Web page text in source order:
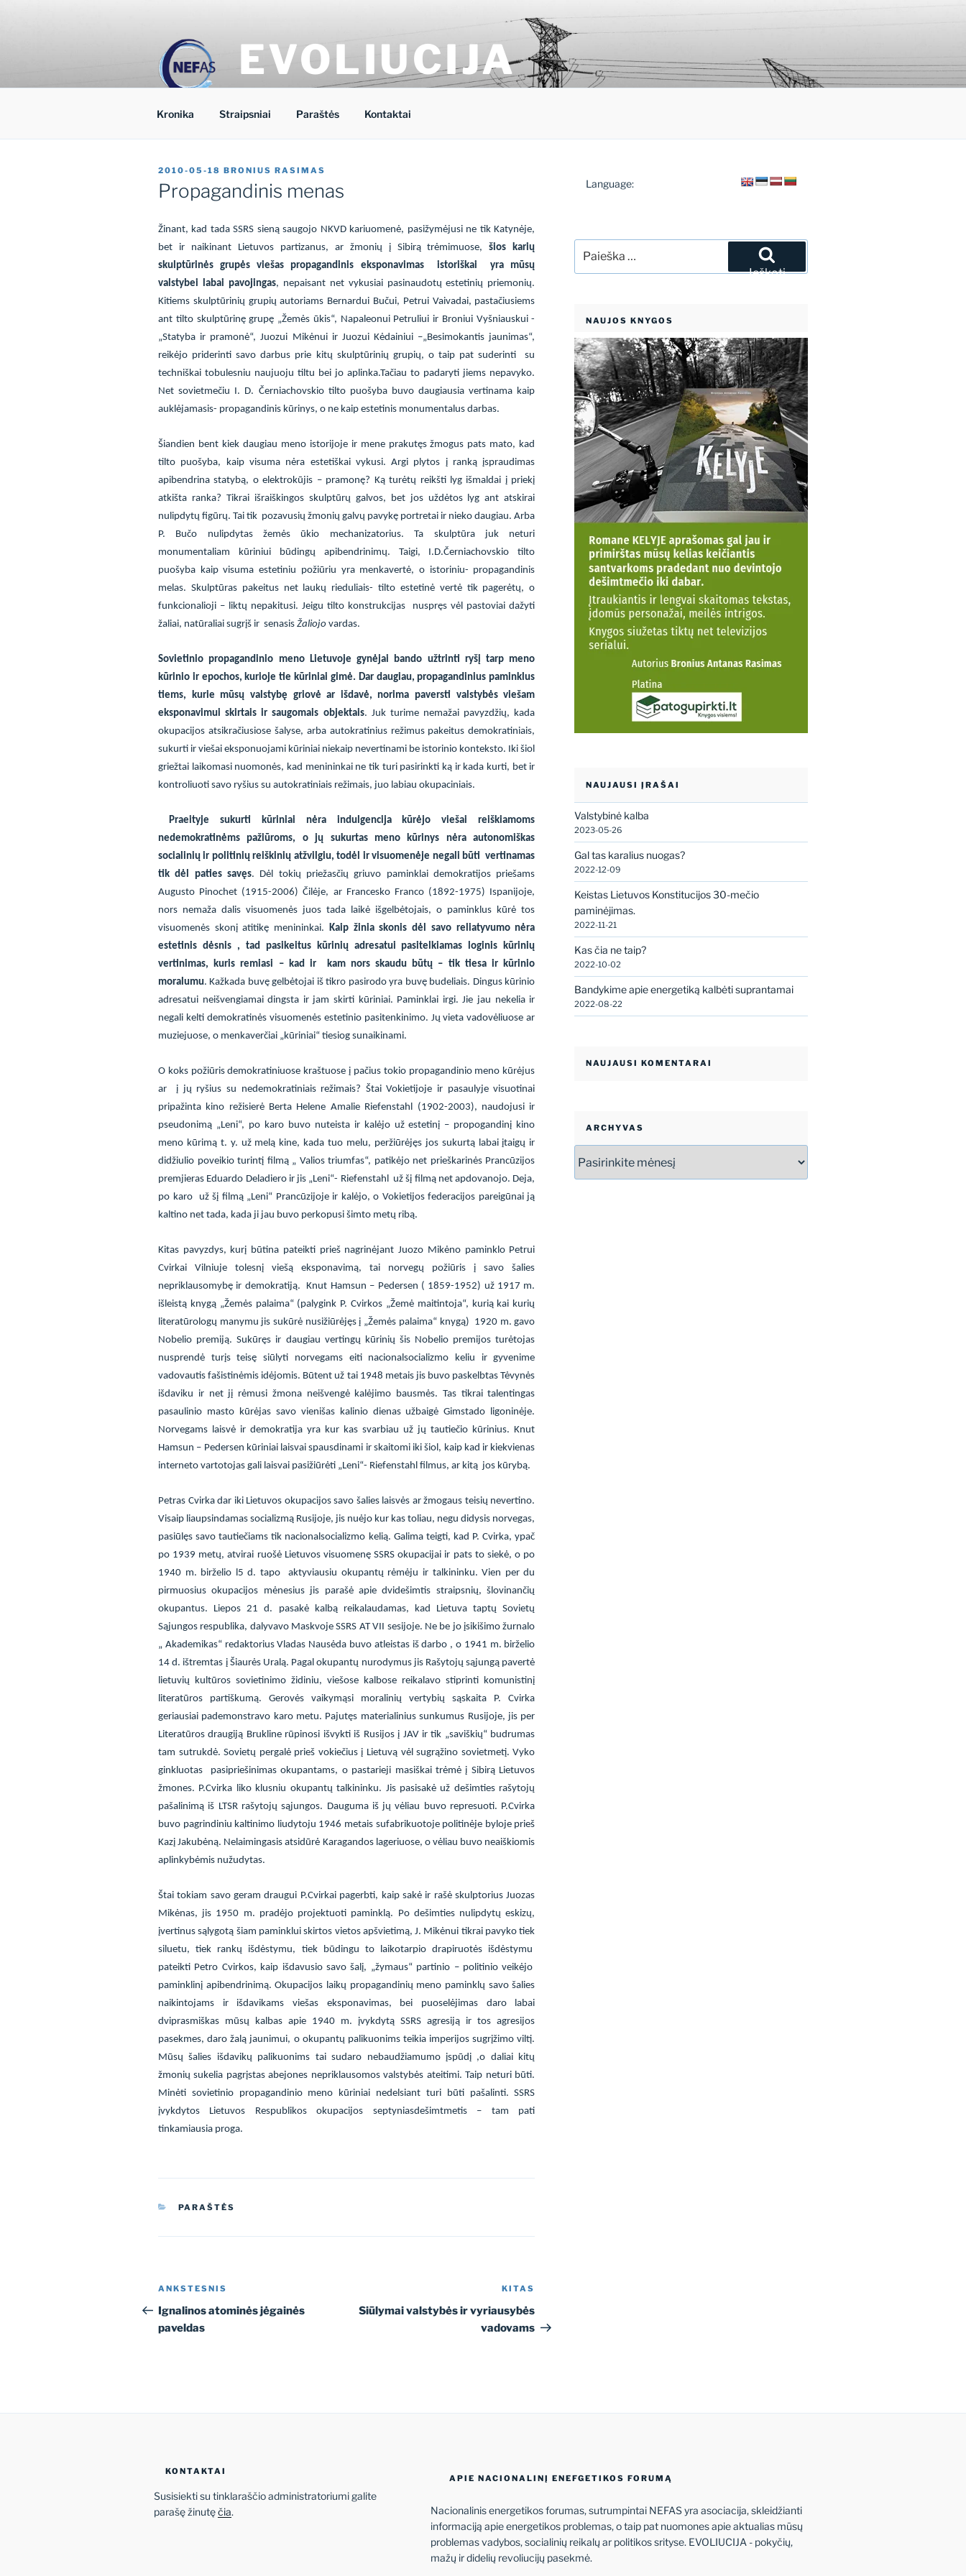
EVOLIUCIJA
Kronika Straipsniai Paraštės Kontaktai
PASKELBTA
2010-05-18 BRONIUS RASIMAS
Propagandinis menas
Žinant, kad tada SSRS sieną saugojo NKVD kariuomenė, pasižymėjusi ne tik Katynėje,
bet ir naikinant Lietuvos partizanus, ar žmonių į Sibirą trėmimuose,šios karių
skulptūrinės grupės viešas propagandinis eksponavimas
istoriškai
yra mūsų
valstybei labai pavojingas, nepaisant net vykusiai pasinaudotų estetinių priemonių.
Kitiems skulptūrinių grupių autoriams Bernardui Bučui, Petrui Vaivadai, pastačiusiems
ant tilto skulptūrinę grupę „Žemės ūkis“, Napaleonui Petruliui ir Broniui Vyšniauskui -
„Statyba ir pramonė“, Juozui Mikėnui ir Juozui Kėdainiui –„Besimokantis jaunimas“,
reikėjo priderinti savo darbus prie kitų skulptūrinių grupių, o taip pat suderinti
su
techniškai tobulesniu naujuoju tiltu bei jo aplinka.Tačiau to padaryti jiems nepavyko.
Net sovietmečiu I. D. Černiachovskio tilto puošyba buvo daugiausia vertinama kaip
auklėjamasis- propagandinis kūrinys, o ne kaip estetinis monumentalus darbas.
Šiandien bent kiek daugiau meno istorijoje ir mene prakutęs žmogus pats mato, kad
tilto puošyba, kaip visuma nėra estetiškai vykusi. Argi plytos į ranką įspraudimas
apibendrina statybą, o elektrokūjis – pramonę? Ką turėtų reikšti lyg išmaldai į priekį
atkišta ranka? Tikrai išraiškingos skulptūrų galvos, bet jos uždėtos lyg ant atskirai
nulipdytų figūrų. Tai tik pozavusių žmonių galvų pavykę portretai ir nieko daugiau. Arba
P. Bučo nulipdytas žemės ūkio mechanizatorius. Ta skulptūra juk neturi
monumentaliam kūriniui būdingų apibendrinimų. Taigi, I.D.Černiachovskio tilto
puošyba kaip visuma estetiniu požiūriu yra menkavertė, o istoriniu- propagandinis
melas. Skulptūras pakeitus net laukų rieduliais- tilto estetinė vertė tik pagerėtų, o
funkcionalioji – liktų nepakitusi. Jeigu tilto konstrukcijas
nuspręs vėl pastoviai dažyti
žaliai, natūraliai sugrįš ir senasis Žaliojo vardas.
Sovietinio propagandinio meno Lietuvoje gynėjai bando užtrinti ryšį tarp meno
kūrinio ir epochos, kurioje tie kūriniai gimė. Dar daugiau, propagandinius paminklus
tiems, kurie mūsų valstybę griovė ar išdavė, norima paversti valstybės viešam
eksponavimui skirtais ir saugomais objektais. Juk turime nemažai pavyzdžių, kada
okupacijos atsikračiusiose šalyse, arba autokratinius režimus pakeitus demokratiniais,
sukurti ir viešai eksponuojami kūriniai niekaip nevertinami be istorinio konteksto. Iki šiol
griežtai laikomasi nuomonės, kad menininkai ne tik turi pasirinkti ką ir kada kurti, bet ir
kontroliuoti savo ryšius su autokratiniais režimais, juo labiau okupaciniais.
Praeityje sukurti kūriniai nėra indulgencija kūrėjo viešai reiškiamoms
nedemokratinėms pažiūroms, o jų sukurtas meno kūrinys nėra autonomiškas
socialinių ir politinių reiškinių atžvilgiu, todėl ir visuomenėje negali būti vertinamas
tik dėl paties savęs. Dėl tokių priežasčių griuvo paminklai demokratijos priešams
Augusto Pinochet (1915-2006) Čilėje, ar Francesko Franco (1892-1975) Ispanijoje,
nors nemaža dalis visuomenės juos tada laikė išgelbėtojais, o paminklus kūrė tos
visuomenės skonį atitikę menininkai. Kaip žinia skonis dėl savo reliatyvumo nėra
estetinis dėsnis , tad pasikeitus kūrinių adresatui pasitelkiamas loginis kūrinių
vertinimas, kuris remiasi – kad ir
kam nors skaudu būtų – tik tiesa ir kūrinio
moralumu. Kažkada buvę gelbėtojai iš tikro pasirodo yra buvę budeliais. Dingus kūrinio
adresatui neišvengiamai dingsta ir jam skirti kūriniai. Paminklai irgi. Jie jau nekelia ir
negali kelti demokratinės visuomenės estetinio pasitenkinimo. Jų vieta vadovėliuose ar
muziejuose, o menkaverčiai „kūriniai“ tiesiog sunaikinami.
O koks požiūris demokratiniuose kraštuose į pačius tokio propagandinio meno kūrėjus
ar
į jų ryšius su nedemokratiniais režimais? Štai Vokietijoje ir pasaulyje visuotinai
pripažinta kino režisierė Berta Helene Amalie Riefenstahl (1902-2003), naudojusi ir
pseudonimą „Leni“, po karo buvo nuteista ir kalėjo už estetinį – propogandinį kino
meno kūrimą t. y. už melą kine, kada tuo melu, peržiūrėjęs jos sukurtą labai įtaigų ir
didžiulio poveikio turintį filmą „ Valios triumfas“, patikėjo net prieškarinės Prancūzijos
premjieras Eduardo Deladiero ir jis „Leni“- Riefenstahl už šį filmą net apdovanojo. Deja,
po karo
už šį filmą „Leni“ Prancūzijoje ir kalėjo, o Vokietijos federacijos pareigūnai ją
kaltino net tada, kada ji jau buvo perkopusi šimto metų ribą.
Kitas pavyzdys, kurį būtina pateikti prieš nagrinėjant Juozo Mikėno paminklo Petrui
Cvirkai Vilniuje tolesnį viešą eksponavimą, tai norvegų požiūris į savo šalies
nepriklausomybę ir demokratiją.
Knut Hamsun – Pedersen ( 1859-1952) už 1917 m.
išleistą knygą „Žemės palaima“ (palygink P. Cvirkos „Žemė maitintoja“, kurią kai kurių
literatūrologų manymu jis sukūrė nusižiūrėjęs į „Žemės palaima“ knygą) 1920 m. gavo
Nobelio premiją. Sukūręs ir daugiau vertingų kūrinių šis Nobelio premijos turėtojas
nusprendė turįs teisę siūlyti norvegams eiti nacionalsocializmo keliu ir gyvenime
vadovautis fašistinėmis idėjomis. Būtent už tai 1948 metais jis buvo paskelbtas Tėvynės
išdaviku ir net jį rėmusi žmona neišvengė kalėjimo bausmės. Tas tikrai talentingas
pasaulinio masto kūrėjas savo vienišas kalinio dienas užbaigė Gimstado ligoninėje.
Norvegams laisvė ir demokratija yra kur kas svarbiau už jų tautiečio kūrinius. Knut
Hamsun – Pedersen kūriniai laisvai spausdinami ir skaitomi iki šiol, kaip kad ir kiekvienas
interneto vartotojas gali laisvai pasižiūrėti „Leni“- Riefenstahl filmus, ar kitą jos kūrybą.
Petras Cvirka dar iki Lietuvos okupacijos savo šalies laisvės ar žmogaus teisių nevertino.
Visaip liaupsindamas socializmą Rusijoje, jis nuėjo kur kas toliau, negu didysis norvegas,
pasiūlęs savo tautiečiams tik nacionalsocializmo kelią. Galima teigti, kad P. Cvirka, ypač
po 1939 metų, atvirai ruošė Lietuvos visuomenę SSRS okupacijai ir pats to siekė, o po
1940 m. birželio l5 d. tapo
aktyviausiu okupantų rėmėju ir talkininku. Vien per du
pirmuosius okupacijos mėnesius jis parašė apie dvidešimtis straipsnių, šlovinančių
okupantus. Liepos 21 d. pasakė kalbą reikalaudamas, kad Lietuva taptų Sovietų
Sąjungos respublika, dalyvavo Maskvoje SSRS AT VII sesijoje. Ne be jo įsikišimo žurnalo
„ Akademikas“ redaktorius Vladas Nausėda buvo atleistas iš darbo , o 1941 m. birželio
14 d. ištremtas į Šiaurės Uralą. Pagal okupantų nurodymus jis Rašytojų sąjungą pavertė
lietuvių kultūros sovietinimo židiniu, viešose kalbose reikalavo stiprinti komunistinį
literatūros partiškumą. Gerovės vaikymąsi moralinių vertybių sąskaita P. Cvirka
geriausiai pademonstravo karo metu. Pajutęs materialinius sunkumus Rusijoje, jis per
Literatūros draugiją Brukline rūpinosi išvykti iš Rusijos į JAV ir tik „saviškių“ budrumas
tam sutrukdė. Sovietų pergalė prieš vokiečius į Lietuvą vėl sugrąžino sovietmetį. Vyko
ginkluotas
pasipriešinimas okupantams, o pastarieji masiškai trėmė į Sibirą Lietuvos
žmones. P.Cvirka liko klusniu okupantų talkininku. Jis pasisakė už dešimties rašytojų
pašalinimą iš LTSR rašytojų sąjungos. Dauguma iš jų vėliau buvo represuoti. P.Cvirka
buvo pagrindiniu kaltinimo liudytoju 1946 metais sufabrikuotoje politinėje byloje prieš
Kazį Jakubėną. Nelaimingasis atsidūrė Karagandos lageriuose, o vėliau buvo neaiškiomis
aplinkybėmis nužudytas.
Štai tokiam savo geram draugui P.Cvirkai pagerbti, kaip sakė ir rašė skulptorius Juozas
Mikėnas, jis 1950 m. pradėjo projektuoti paminklą. Po dešimties nulipdytų eskizų,
įvertinus sąlygotą šiam paminklui skirtos vietos apšvietimą, J. Mikėnui tikrai pavyko tiek
siluetu, tiek rankų išdėstymu, tiek būdingu to laikotarpio drapiruotės išdėstymu
pateikti Petro Cvirkos, kaip išdavusio savo šalį, „žymaus“ partinio – politinio veikėjo
paminklinį apibendrinimą.Okupacijos laikų propagandinių meno paminklų savo šalies
naikintojams ir išdavikams viešas eksponavimas, bei puoselėjimas daro labai
dviprasmiškas mūsų kalbas apie 1940 m. įvykdytą SSRS agresiją ir tos agresijos
pasekmes, daro žalą jaunimui, o okupantų palikuonims teikia imperijos sugrįžimo viltį.
Mūsų šalies išdavikų palikuonims tai sudaro nebaudžiamumo įspūdį ,o daliai kitų
žmonių sukelia pagrįstas abejones nepriklausomos valstybės ateitimi. Taip neturi būti.
Minėti sovietinio propagandinio meno kūriniai nedelsiant turi būti pašalinti. SSRS
įvykdytos Lietuvos Respublikos okupacijos septyniasdešimtmetis – tam pati
tinkamiausia proga.
KATEGORIJOS
PARAŠTĖS
Navigacija
tarp
įrašų
Ankstesnis
įrašas
ANKSTESNIS
Ignalinos atominės jėgainės
paveldas
įrašas
KITAS
Siūlymai valstybės ir vyriausybės
vadovams
Language:
Ieškoti
NAUJOS KNYGOS
NAUJAUSI ĮRAŠAI
Valstybinė kalba
2023-05-26
Gal tas karalius nuogas?
2022-12-09
Keistas Lietuvos Konstitucijos 30-mečio
paminėjimas.
2022-11-21
Kas čia ne taip?
2022-10-02
Bandykime apie energetiką kalbėti suprantamai
2022-08-22
NAUJAUSI KOMENTARAI
ARCHYVAS
KONTAKTAI
Susisiekti su tinklaraščio administratoriumi galite
parašę žinutęčia.
APIE NACIONALINĮ ENEFGETIKOS FORUMĄ
Nacionalinis energetikos forumas, sutrumpintai NEFAS yra asociacija, skleidžianti
informaciją apie energetikos problemas, o taip pat nuomones apie aktualias mūsų
problemas vadybos, socialinių reikalų ar politikos srityse. EVOLIUCIJA - pokyčių,
mažų ir didelių revoliucijų pasekmė.